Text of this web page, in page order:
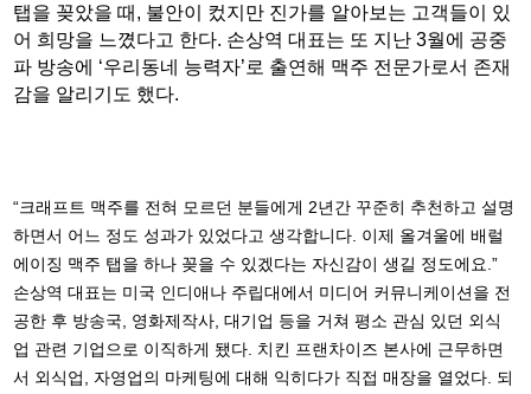
탭을 꽂았을 때, 불안이 컸지만 진가를 알아보는 고객들이 있
어 희망을 느꼈다고 한다. 손상역 대표는 또 지난 3월에 공중
파 방송에 ‘우리동네 능력자’로 출연해 맥주 전문가로서 존재
감을 알리기도 했다.
“크래프트 맥주를 전혀 모르던 분들에게 2년간 꾸준히 추천하고 설명
하면서 어느 정도 성과가 있었다고 생각합니다. 이제 올겨울에 배럴
에이징 맥주 탭을 하나 꽂을 수 있겠다는 자신감이 생길 정도에요.”
손상역 대표는 미국 인디애나 주립대에서 미디어 커뮤니케이션을 전
공한 후 방송국, 영화제작사, 대기업 등을 거쳐 평소 관심 있던 외식
업 관련 기업으로 이직하게 됐다. 치킨 프랜차이즈 본사에 근무하면
서 외식업, 자영업의 마케팅에 대해 익히다가 직접 매장을 열었다. 되